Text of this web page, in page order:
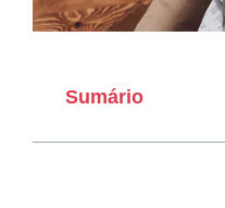
Sumário